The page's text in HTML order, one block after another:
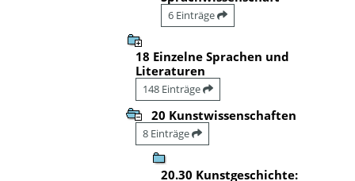
6 Einträge
18 Einzelne Sprachen und
Literaturen
148 Einträge
20 Kunstwissenschaften
8 Einträge
20.30 Kunstgeschichte: